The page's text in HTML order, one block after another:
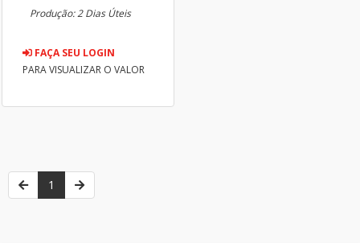
Produção: 2 Dias Úteis
FAÇA SEU LOGIN
PARA VISUALIZAR O VALOR
1